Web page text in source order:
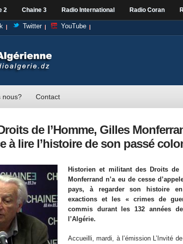
2 Chaine 3 Radio International Radio Coran
Twitter YouTube
nous? Contact
de l’Homme, Gilles
à lire l’histoire de son passé
Historien et militant des Droits de
Monferrand n’a eu de cesse
pays, à regarder son histoire
exactions et les « crimes de
commis durant les 132 années
l’Algérie.
Accueilli, mardi, à l’émission L’Invité